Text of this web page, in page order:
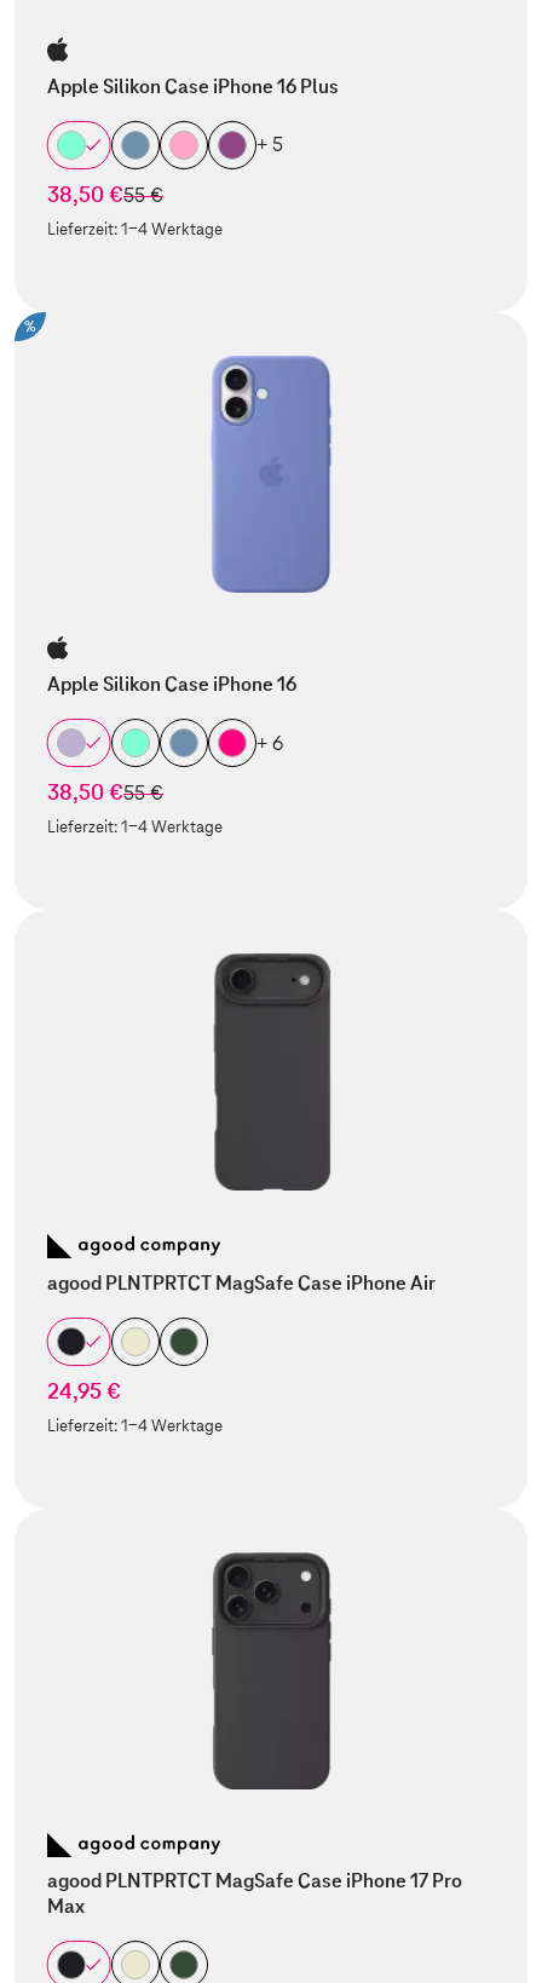
Apple Silikon Case iPhone 16 Plus
+ 5
38,50 €statt
55 €
Lieferzeit:1-4 Werktage
%
Apple Silikon Case iPhone 16
+ 6
38,50 €statt
55 €
Lieferzeit:1-4 Werktage
agood PLNTPRTCT MagSafe Case iPhone Air
24,95 €
Lieferzeit:1-4 Werktage
agood PLNTPRTCT MagSafe Case iPhone 17 Pro
Max